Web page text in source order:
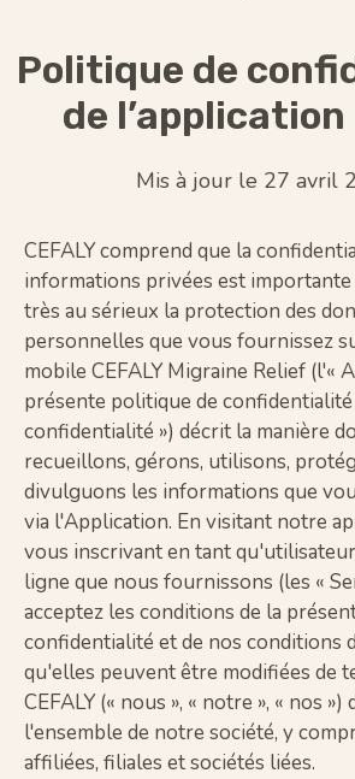
Politique de
de
Mis à jour le 27 avril
CEFALY comprend que la
informations privées est
très au sérieux la protection des
personnelles que vous fournissez
mobile CEFALY Migraine Relief (l'«
présente politique de
confidentialité ») décrit la manière
recueillons, gérons, utilisons,
divulguons les informations que
via l'Application. En visitant notre
vous inscrivant en tant
ligne que nous fournissons (les «
acceptez les conditions de la
confidentialité et de nos conditions
qu'elles peuvent être modifiées de
CEFALY (« nous », « notre », « nos »)
l'ensemble de notre société, y
affiliées, filiales et sociétés liées.